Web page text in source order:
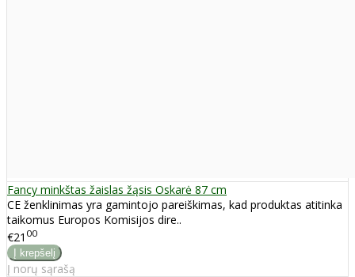
Fancy minkštas žaislas žąsis Oskarė 87 cm
CE ženklinimas yra gamintojo pareiškimas, kad produktas atitinka
taikomus Europos Komisijos dire..
€21 00
Į norų sąrašą